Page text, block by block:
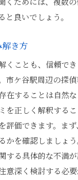
と良いでしょう。
き方
くことも、信頼で
市ケ谷駅周辺の探
在することは自然
を正しく解釈する
評価できます。ま
かを確認しましょ
する具体的な不満
意深く検討する必